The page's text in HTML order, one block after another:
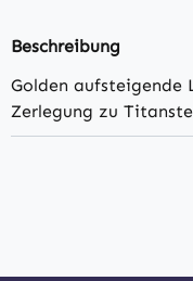
Beschreibung
Golden aufsteigende
Zerlegung zu